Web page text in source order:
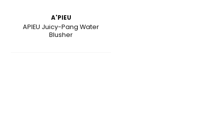
A'PIEU
APIEU Juicy-Pang Water
Blusher